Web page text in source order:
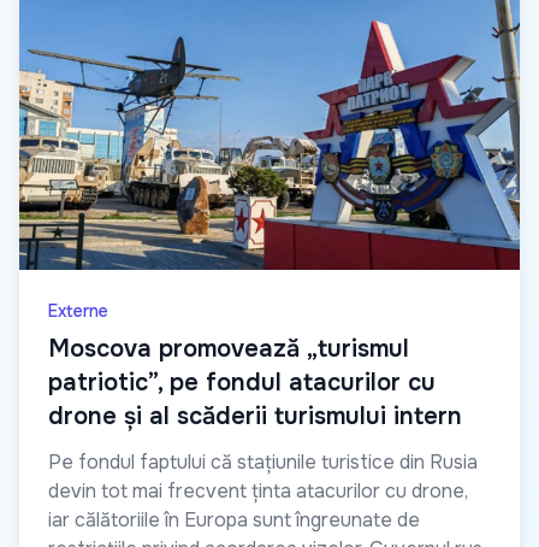
Externe
Moscova promovează „turismul
patriotic”, pe fondul atacurilor cu
drone și al scăderii turismului intern
Pe fondul faptului că stațiunile turistice din Rusia
devin tot mai frecvent ținta atacurilor cu drone,
iar călătoriile în Europa sunt îngreunate de